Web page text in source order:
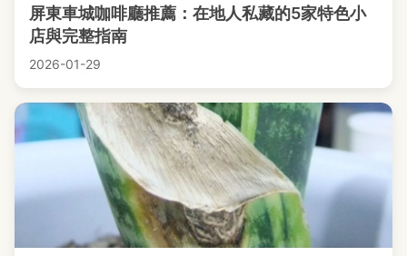
屏東車城咖啡廳推薦：在地人私藏的5家特色小
店與完整指南
2026-01-29